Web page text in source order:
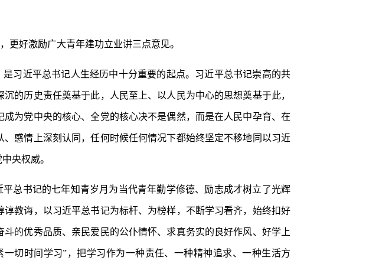
更好激励广大青年建功立业讲三点意见。
习近平总书记人生经历中十分重要的起点。习近平总书记崇高的共
的历史责任奠基于此，人民至上、以人民为中心的思想奠基于此，
为党中央的核心、全党的核心决不是偶然，而是在人民中孕育、在
感情上深刻认同，任何时候任何情况下都始终坚定不移地同以习近
央权威。
总书记的七年知青岁月为当代青年勤学修德、励志成才树立了光辉
教诲，以习近平总书记为标杆、为榜样，不断学习看齐，始终扣好
的优秀品质、亲民爱民的公仆情怀、求真务实的良好作风、好学上
切时间学习”，把学习作为一种责任、一种精神追求、一种生活方